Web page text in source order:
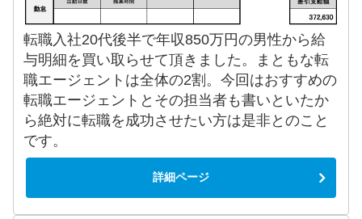
転職入社20代後半で年収850万円の男性から給
与明細を買い取らせて頂きました。まともな転
職エージェントは全体の2割。今回はおすすめの
転職エージェントとその担当者も書いといたか
ら絶対に転職を成功させたい方は是非とのこと
です。
詳細ページ